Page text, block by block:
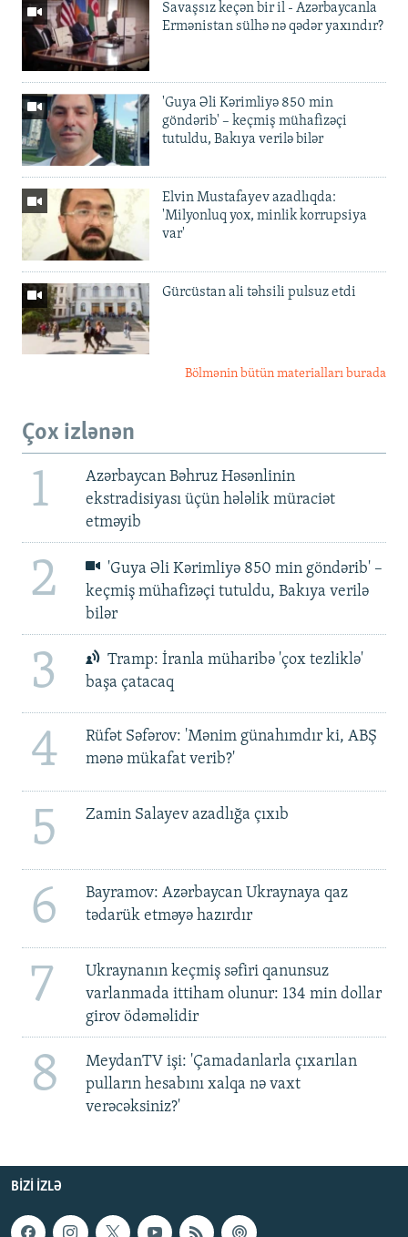
Savaşsız keçən bir il - Azərbaycanla
Ermənistan sülhə nə qədər yaxındır?
'Guya Əli Kərimliyə 850 min
göndərib' – keçmiş mühafizəçi
tutuldu, Bakıya verilə bilər
Elvin Mustafayev azadlıqda:
'Milyonluq yox, minlik korrupsiya
var'
Gürcüstan ali təhsili pulsuz etdi
Bölmənin bütün materialları burada
Çox izlənən
1
Azərbaycan Bəhruz Həsənlinin
ekstradisiyası üçün hələlik müraciət
etməyib
2
'Guya Əli Kərimliyə 850 min göndərib' –
keçmiş mühafizəçi tutuldu, Bakıya verilə
bilər
3
Tramp: İranla müharibə 'çox tezliklə'
başa çatacaq
4
Rüfət Səfərov: 'Mənim günahımdır ki, ABŞ
mənə mükafat verib?'
5 Zamin Salayev azadlığa çıxıb
6
Bayramov: Azərbaycan Ukraynaya qaz
tədarük etməyə hazırdır
7
Ukraynanın keçmiş səfiri qanunsuz
varlanmada ittiham olunur: 134 min dollar
girov ödəməlidir
8
MeydanTV işi: 'Çamadanlarla çıxarılan
pulların hesabını xalqa nə vaxt
verəcəksiniz?'
BIZI IZLƏ